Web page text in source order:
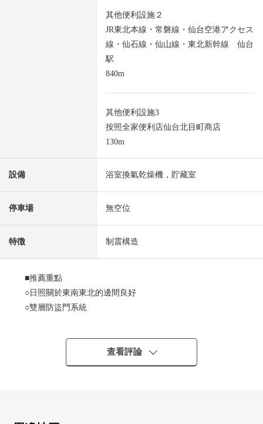
其他便利設施２
JR東北本線・常磐線・仙台空港アクセス
線・仙石線・仙山線・東北新幹線 仙台
駅
840m
其他便利設施3
按照全家便利店仙台北目町商店
130m
設備 浴室換氣乾燥機，貯藏室
停車場 無空位
特徴 制震構造
■推薦重點
○日照關於東南東北的邊間良好
○雙層防盜門系統
○有禮賓服務的.24時間有人管理
○能靈活運用於派對的"Sky休息室"有(25樓部分)
○在屋頂，能眺望市內的"Sky Terrace"有
查看評論